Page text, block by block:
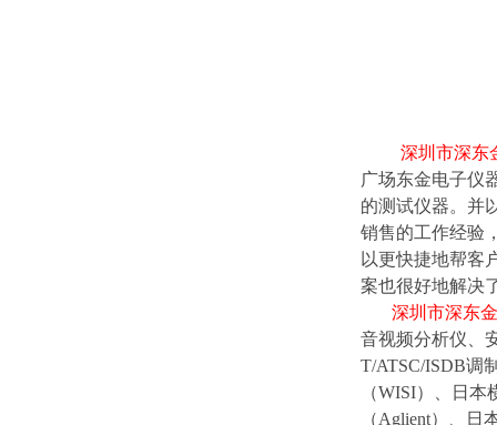
深圳市深东
广场东金电子仪
的测试仪器。并
销售的工作经验
以更快捷地帮客
案也很好地解决
深圳市深东金
音视频分析仪、
T/ATSC/ISDB调
（WISI）、日
（Aglient）、